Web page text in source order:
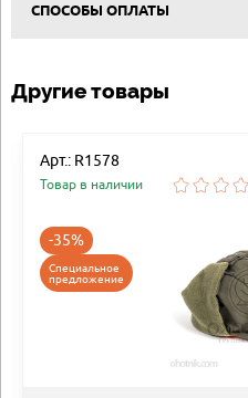
СПОСОБЫ ОПЛАТЫ
Другие товары
Арт.: R1578
Товар в наличии
-35%
Специальное
предложение